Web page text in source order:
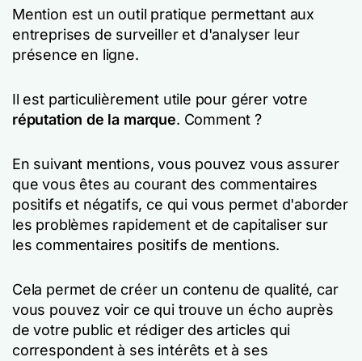
Mention est un outil pratique permettant aux
entreprises de surveiller et d'analyser leur
présence en ligne.
Il est particulièrement utile pour gérer votre
réputation de la marque. Comment ?
En suivant mentions, vous pouvez vous assurer
que vous êtes au courant des commentaires
positifs et négatifs, ce qui vous permet d'aborder
les problèmes rapidement et de capitaliser sur
les commentaires positifs de mentions.
Cela permet de créer un contenu de qualité, car
vous pouvez voir ce qui trouve un écho auprès
de votre public et rédiger des articles qui
correspondent à ses intérêts et à ses